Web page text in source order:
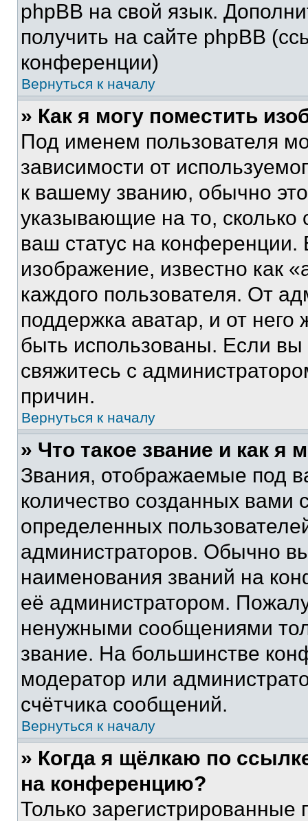
phpBB на свой язык.
получить на сайте phpBB
конференции)
Вернуться к началу
» Как я могу поместить
Под именем пользователя
зависимости от
к вашему званию, обычно это
указывающие на то,
ваш статус на
изображение, известно как
каждого пользователя. От
поддержка аватар, и от него
быть использованы. Если
свяжитесь с
причин.
Вернуться к началу
» Что такое звание и как я
Звания, отображаемые под
количество созданных
определенных
администраторов. Обычно
наименования званий на
её администратором.
ненужными сообщениями
звание. На большинстве
модератор или
счётчика сообщений.
Вернуться к началу
» Когда я щёлкаю по
на конференцию?
Только зарегистрированные